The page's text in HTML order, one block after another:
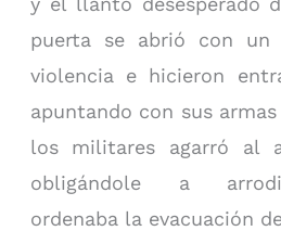
puerta se abrió con un
violencia e hicieron
apuntando con sus
los militares agarró al
obligándole a
ordenaba la evacuación